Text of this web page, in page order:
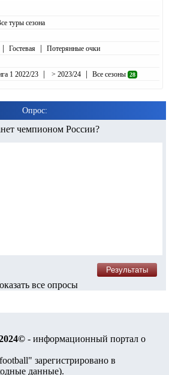
туры сезона
| Гостевая | Потерянные очки
1 2022/23 | > 2023/24 | Все сезоны 28
Опрос:
чемпионом России?
все опросы
- информационный портал о
зарегистрировано в
данные).